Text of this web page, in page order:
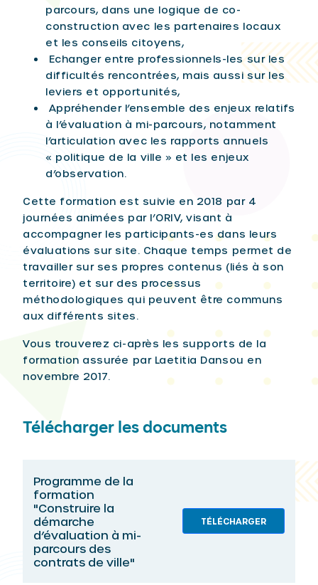
parcours, dans une logique de co-
construction avec les partenaires locaux
et les conseils citoyens,
Echanger entre professionnels-les sur les
difficultés rencontrées, mais aussi sur les
leviers et opportunités,
Appréhender l’ensemble des enjeux relatifs
à l’évaluation à mi-parcours, notamment
l’articulation avec les rapports annuels
« politique de la ville » et les enjeux
d’observation.
Cette formation est suivie en 2018 par 4
journées animées par l’ORIV, visant à
accompagner les participants-es dans leurs
évaluations sur site. Chaque temps permet de
travailler sur ses propres contenus (liés à son
territoire) et sur des processus
méthodologiques qui peuvent être communs
aux différents sites.
Vous trouverez ci-après les supports de la
formation assurée par Laetitia Dansou en
novembre 2017.
Télécharger les documents
Programme de la
formation
"Construire la
démarche
d’évaluation à mi-
parcours des
contrats de ville"
TÉLÉCHARGER